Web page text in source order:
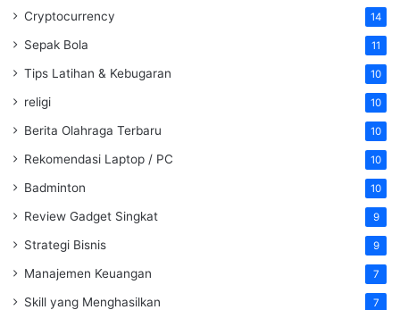
Cryptocurrency 14
Sepak Bola 11
Tips Latihan & Kebugaran 10
religi 10
Berita Olahraga Terbaru 10
Rekomendasi Laptop / PC 10
Badminton 10
Review Gadget Singkat 9
Strategi Bisnis 9
Manajemen Keuangan 7
Skill yang Menghasilkan 7